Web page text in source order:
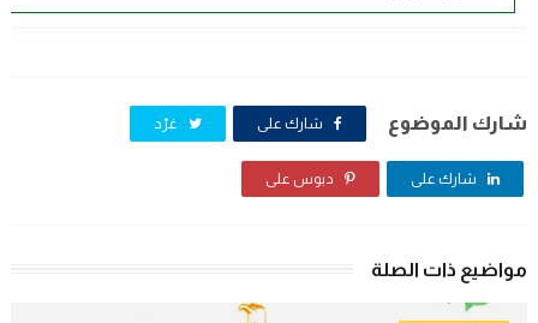
شارك الموضوع شارك على غرّد
شارك على دبوس على
مواضيع ذات الصلة